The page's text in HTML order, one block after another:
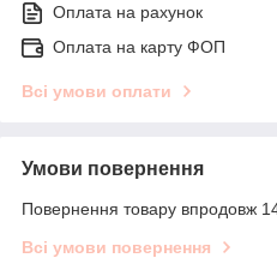
Оплата на рахунок
Оплата на карту ФОП
Всі умови оплати
Умови повернення
Повернення товару впродовж
Всі умови повернення